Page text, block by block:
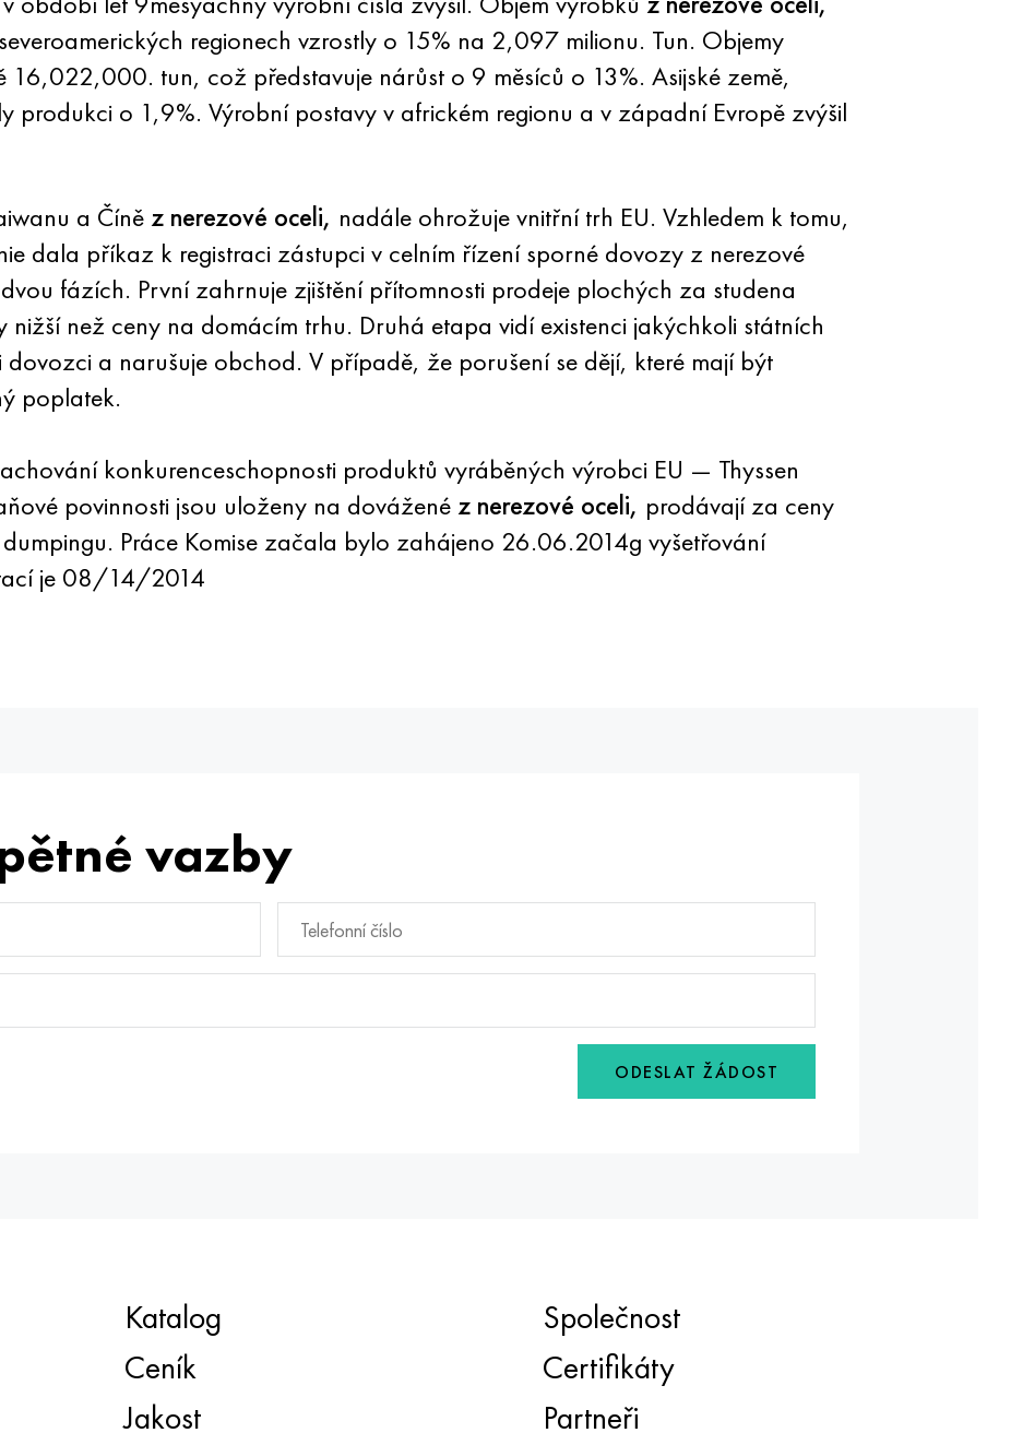
regionech vzrostly o 15% na 2,097 milionu. Tun. Objemy
16,022,000. tun, což představuje nárůst o 9 měsíců o 13%. Asijské země,
produkci o 1,9%. Výrobní postavy v africkém regionu a v západní Evropě zvýšil
a Číněz nerezové oceli, nadále ohrožuje vnitřní trh EU. Vzhledem k tomu,
dala příkaz k registraci zástupci v celním řízení sporné dovozy z nerezové
fázích. První zahrnuje zjištění přítomnosti prodeje plochých za studena
než ceny na domácím trhu. Druhá etapa vidí existenci jakýchkoli státních
a narušuje obchod. V případě, že porušení se dějí, které mají být
poplatek.
konkurenceschopnosti produktů vyráběných výrobci EU — Thyssen
povinnosti jsou uloženy na dováženéz nerezové oceli, prodávají za ceny
Práce Komise začala bylo zahájeno 26.06.2014g vyšetřování
je 08/14/2014
vazby
ODESLAT ŽÁDOST
Katalog
Ceník
Jakost
Společnost
Certifikáty
Partneři